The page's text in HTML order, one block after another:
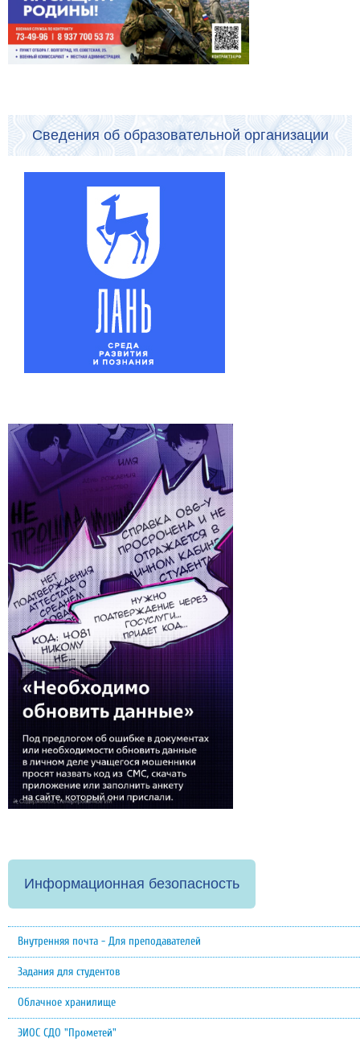
Сведения об образовательной организации
Информационная безопасность
Внутренняя почта - Для преподавателей
Задания для студентов
Облачное хранилище
ЭИОС СДО "Прометей"